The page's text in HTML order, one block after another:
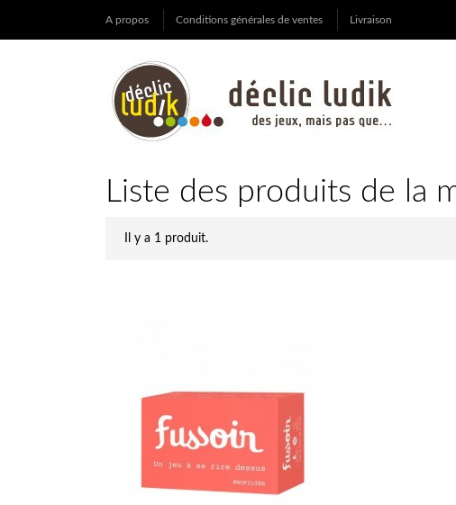
A propos Conditions générales de ventes Livraison
Liste des produits de la
Il y a 1 produit.